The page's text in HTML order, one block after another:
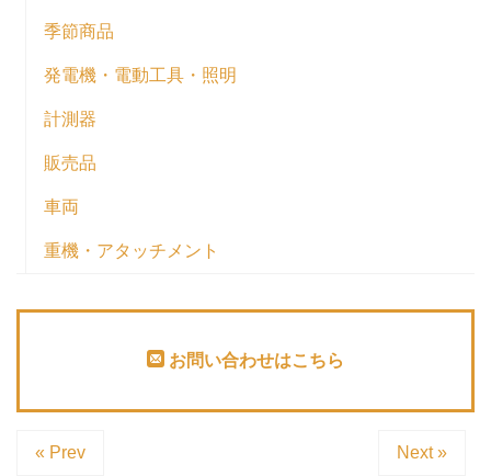
季節商品
発電機・電動工具・照明
計測器
販売品
車両
重機・アタッチメント
お問い合わせはこちら
« Prev Next »